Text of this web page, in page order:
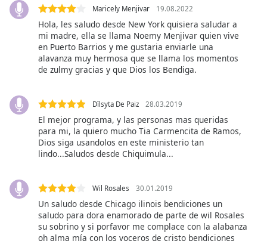
off
,
selected
subtitles
subtitles
settings
dialog
subtitles
Audio
Maricely Menjivar 19.08.2022
Hola, les saludo desde New York quisiera saludar a
mi madre, ella se llama Noemy Menjivar quien vive
en Puerto Barrios y me gustaria enviarle una
alavanza muy hermosa que se llama los momentos
de zulmy gracias y que Dios los Bendiga.
Dïlsyta De Paiz 28.03.2019
El mejor programa, y las personas mas queridas
para mi, la quiero mucho Tia Carmencita de Ramos,
Dios siga usandolos en este ministerio tan
lindo...Saludos desde Chiquimula...
Wil Rosales 30.01.2019
Un saludo desde Chicago ilinois bendiciones un
saludo para dora enamorado de parte de wil Rosales
su sobrino y si porfavor me complace con la alabanza
oh alma mía con los voceros de cristo bendiciones